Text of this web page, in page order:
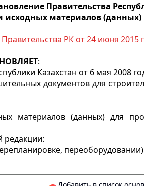
Правительства
материалов (данных)
Правительства РК от 24 июня 2015
:
Казахстан от 6 мая
документов для
материалов (данных) для